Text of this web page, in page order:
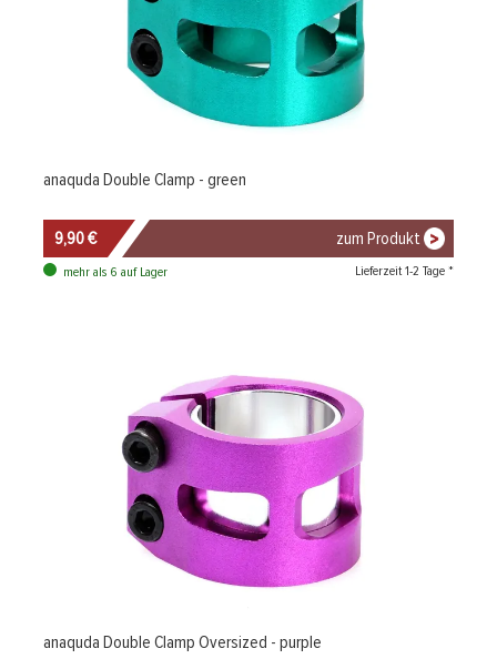
anaquda Double Clamp - green
9,90 € zum Produkt
mehr als 6 auf Lager Lieferzeit 1-2 Tage *
anaquda Double Clamp Oversized - purple